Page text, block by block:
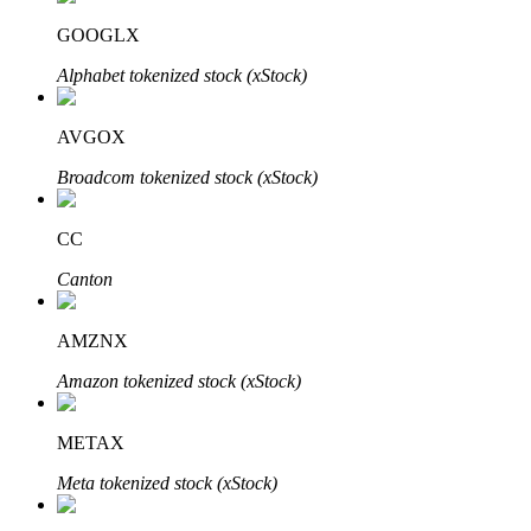
Блокировки BTR
Сервис заимствований, обеспеченных криптовалютой
GOOGLX
Alphabet tokenized stock (xStock)
AVGOX
Broadcom tokenized stock (xStock)
CC
Canton
AMZNX
Amazon tokenized stock (xStock)
METAX
Meta tokenized stock (xStock)